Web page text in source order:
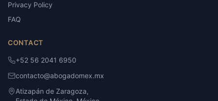
Privacy Policy
FAQ
CONTACT
+52 56 2041 6950
contacto@abogadomex.mx
Atizapán de Zaragoza,